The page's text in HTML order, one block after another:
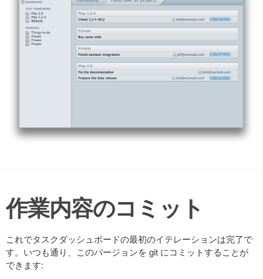
作業内容のコミット
これでタスクダッシュボードの最初のイテレーションは完了で
す。いつも通り、このバージョンを git にコミットすることが
できます: